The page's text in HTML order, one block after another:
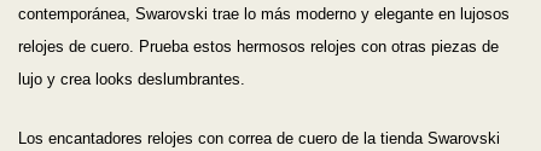
contemporánea, Swarovski trae lo más moderno y elegante en lujosos
relojes de cuero. Prueba estos hermosos relojes con otras piezas de
lujo y crea looks deslumbrantes.
Los encantadores relojes con correa de cuero de la tienda Swarovski